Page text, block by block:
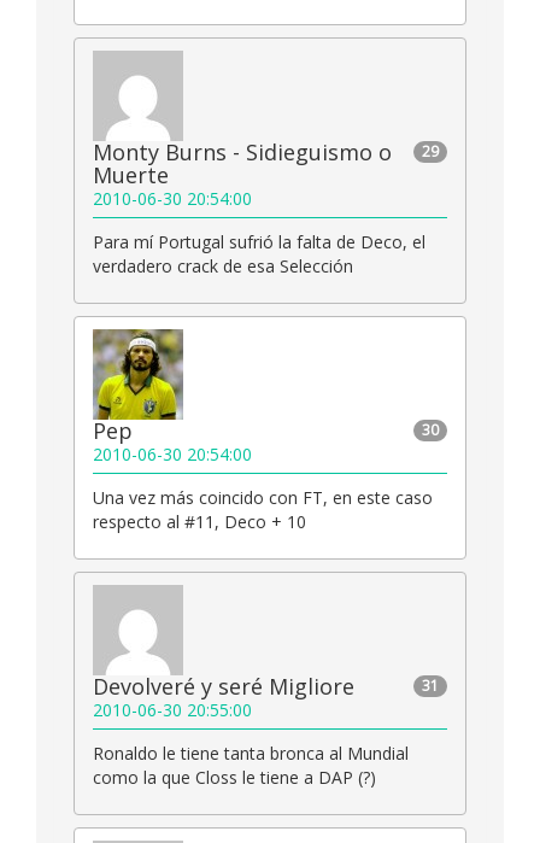
29
Monty Burns - Sidieguismo o
Muerte
2010-06-30 20:54:00
Para mí Portugal sufrió la falta de Deco, el
verdadero crack de esa Selección
30
Pep
2010-06-30 20:54:00
Una vez más coincido con FT, en este caso
respecto al #11, Deco + 10
31
Devolveré y seré Migliore
2010-06-30 20:55:00
Ronaldo le tiene tanta bronca al Mundial
como la que Closs le tiene a DAP (?)